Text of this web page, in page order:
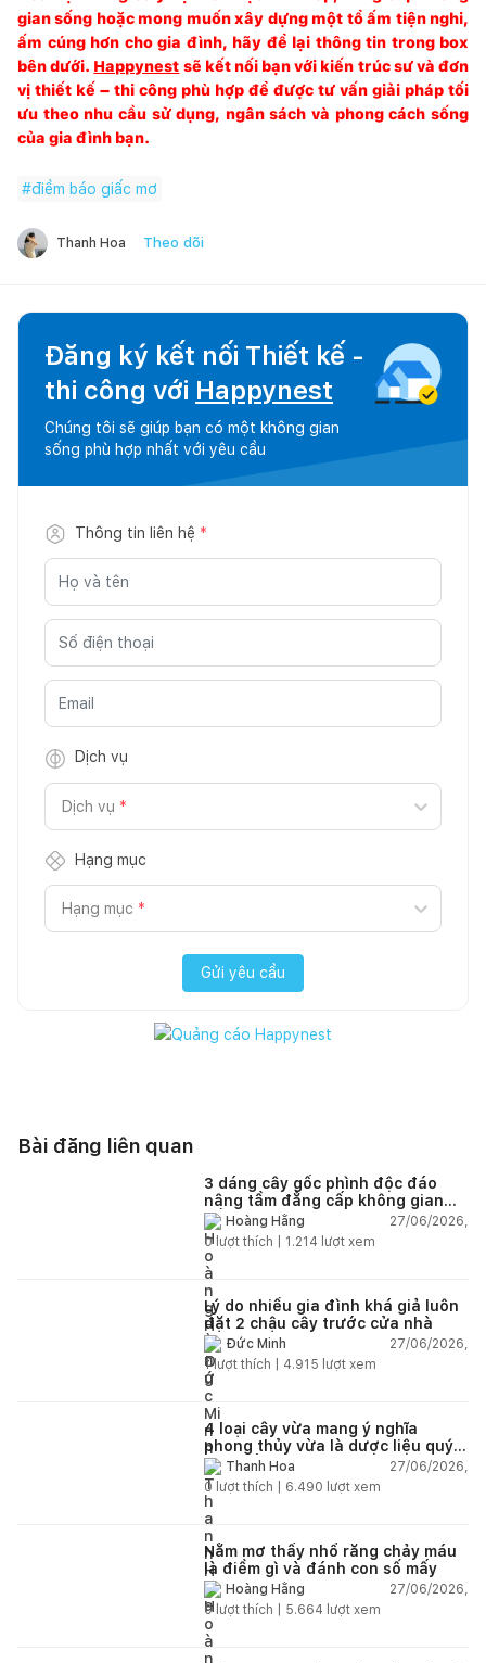
gian sống hoặc mong muốn xây dựng một tổ ấm tiện nghi,
ấm cúng hơn cho gia đình, hãy để lại thông tin trong box
bên dưới. Happynest sẽ kết nối bạn với kiến trúc sư và đơn
vị thiết kế – thi công phù hợp để được tư vấn giải pháp tối
ưu theo nhu cầu sử dụng, ngân sách và phong cách sống
của gia đình bạn.
#điềm báo giấc mơ
Thanh Hoa Theo dõi
Đăng ký kết nối Thiết kế -
thi công với Happynest
Chúng tôi sẽ giúp bạn có một không gian
sống phù hợp nhất với yêu cầu
Thông tin liên hệ *
Dịch vụ
Dịch vụ *
Hạng mục
Hạng mục *
Gửi yêu cầu
Bài đăng liên quan
3 dáng cây gốc phình độc đáo
nâng tầm đẳng cấp không gian
sốngHoàng Hằng
27/06/2026,
0lượt thích | 1.214 lượt xem
Lý do nhiều gia đình khá giả luôn
đặt 2 chậu cây trước cửa nhà
Đức Minh
27/06/2026,
1lượt thích | 4.915 lượt xem
4 loại cây vừa mang ý nghĩa
phong thủy vừa là dược liệu quý
nên trồng trong nhà
Thanh Hoa
27/06/2026,
0 lượt thích | 6.490 lượt xem
Nằm mơ thấy nhổ răng chảy máu
là điềm gì và đánh con số mấy
Hoàng Hằng
27/06/2026,
0lượt thích | 5.664 lượt xem